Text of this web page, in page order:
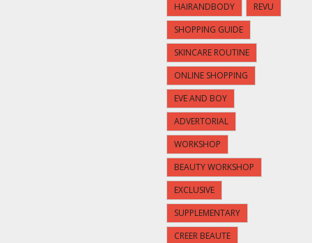
HAIRANDBODY
REVU
SHOPPING GUIDE
SKINCARE ROUTINE
ONLINE SHOPPING
EVE AND BOY
ADVERTORIAL
WORKSHOP
BEAUTY WORKSHOP
EXCLUSIVE
SUPPLEMENTARY
CREER BEAUTE